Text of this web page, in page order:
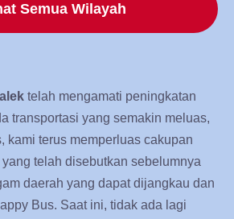
Semua Wilayah
telah mengamati peningkatan
transportasi yang semakin meluas,
kami terus memperluas cakupan
telah disebutkan sebelumnya
daerah yang dapat dijangkau dan
Bus. Saat ini, tidak ada lagi